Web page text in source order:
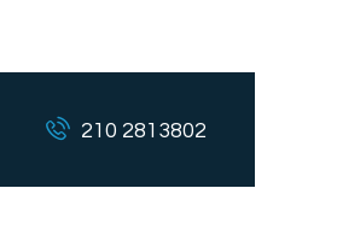
210 2813802